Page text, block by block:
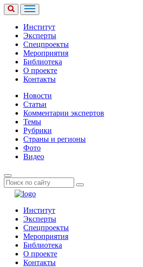
Институт
Эксперты
Спецпроекты
Мероприятия
Библиотека
О проекте
Контакты
Новости
Статьи
Комментарии экспертов
Темы
Рубрики
Страны и регионы
Фото
Видео
Институт
Эксперты
Спецпроекты
Мероприятия
Библиотека
О проекте
Контакты